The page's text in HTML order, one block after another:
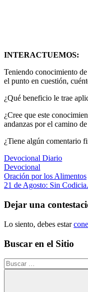
INTERACTUEMOS:
Teniendo conocimiento
el punto en cuestión,
¿Qué beneficio le trae
¿Cree que este
andanzas por el camino
¿Tiene algún comentario
Devocional Diario
Devocional
Navegación
de
entradas
Entrada
anterior:
Oración por los Alimentos
Siguiente
21 de Agosto: Sin Codicia.
Dejar una
Lo siento, debes estar
Buscar en el Sitio
Buscar: